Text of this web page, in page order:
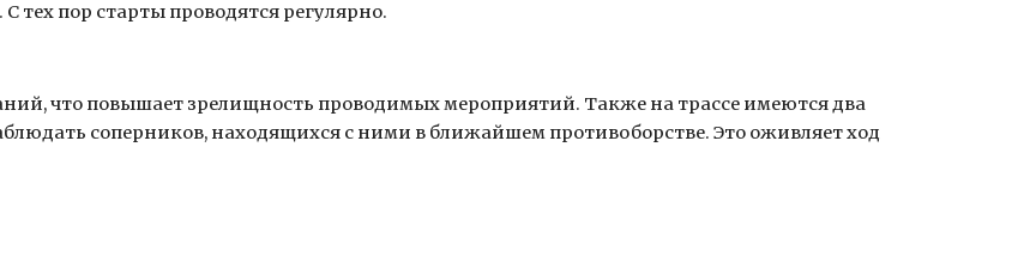
тех пор старты проводятся регулярно.
что повышает зрелищность проводимых мероприятий. Также на трассе имеются два
соперников, находящихся с ними в ближайшем противоборстве. Это оживляет ход